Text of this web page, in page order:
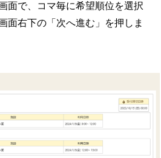
面で、コマ毎に希望順位を選択
面右下の「次へ進む」を押しま